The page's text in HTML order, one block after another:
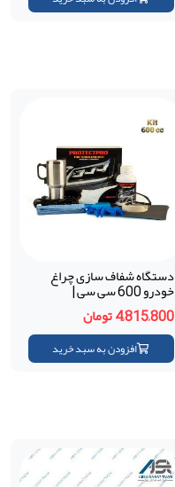
دستگاه شفاف سازی چراغ
خودرو 600 سی سی |
PROTECTPRO ست کامل
رفع کدری چراغ با بهترین
کیفیت (مواد آلمانی)
4,815,800 تومان
افزودن به سبد خرید